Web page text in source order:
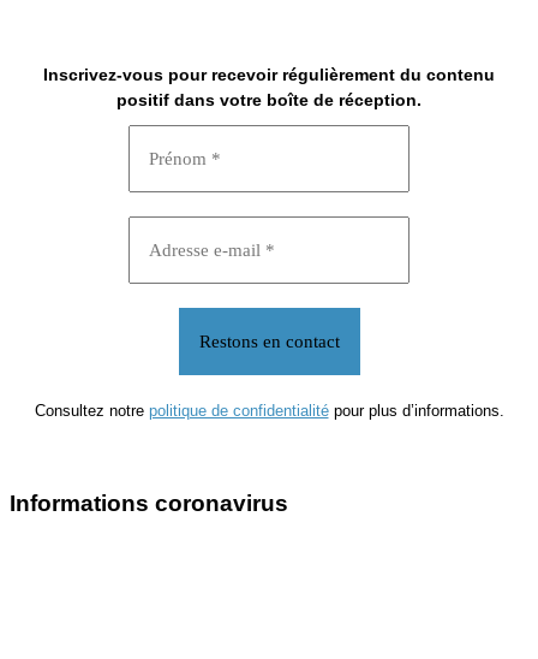
Inscrivez-vous pour recevoir régulièrement du contenu
positif dans votre boîte de réception.
Consultez notre politique de confidentialitépour plus d’informations.
Informations coronavirus